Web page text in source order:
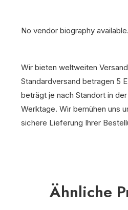
No vendor biography available.
Wir bieten weltweiten
Standardversand betragen 5
beträgt je nach Standort in der
Werktage. Wir bemühen uns
sichere Lieferung Ihrer
Ähnliche